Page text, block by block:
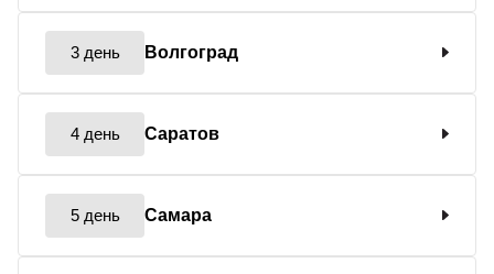
3 день Волгоград
4 день Саратов
5 день Самара